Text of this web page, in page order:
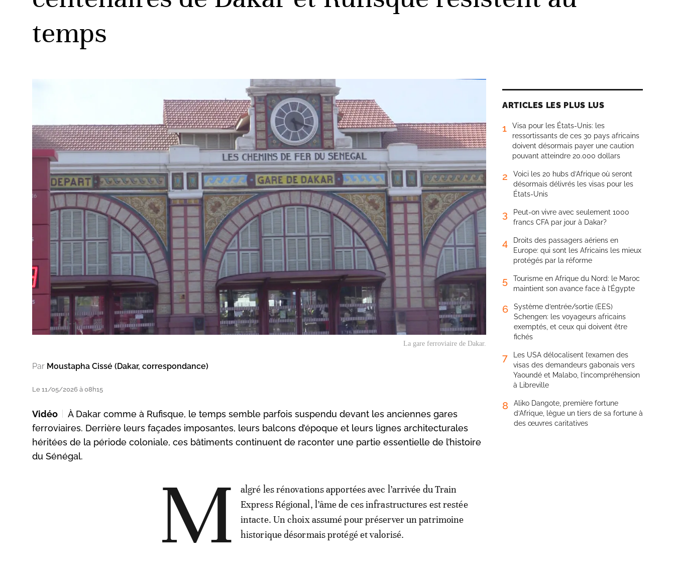
temps
La gare ferroviaire de Dakar.
Par Moustapha Cissé (Dakar, correspondance)
Le 11/05/2026 à 08h15
Vidéo
À Dakar comme à Rufisque, le temps semble parfois suspendu devant les anciennes gares
ferroviaires. Derrière leurs façades imposantes, leurs balcons d’époque et leurs lignes architecturales
héritées de la période coloniale, ces bâtiments continuent de raconter une partie essentielle de l’histoire
du Sénégal.
M
algré les rénovations apportées avec l’arrivée du Train
Express Régional, l’âme de ces infrastructures est restée
intacte. Un choix assumé pour préserver un patrimoine
historique désormais protégé et valorisé.
ARTICLES LES PLUS LUS
1
Visa pour les États-Unis: les
ressortissants de ces 30 pays africains
doivent désormais payer une caution
pouvant atteindre 20.000 dollars
2
Voici les 20 hubs d’Afrique où seront
désormais délivrés les visas pour les
États-Unis
3
Peut-on vivre avec seulement 1000
francs CFA par jour à Dakar?
4
Droits des passagers aériens en
Europe: qui sont les Africains les mieux
protégés par la réforme
5
Tourisme en Afrique du Nord: le Maroc
maintient son avance face à l’Égypte
6
Système d’entrée/sortie (EES)
Schengen: les voyageurs africains
exemptés, et ceux qui doivent être
fichés
7
Les USA délocalisent l’examen des
visas des demandeurs gabonais vers
Yaoundé et Malabo, l’incompréhension
à Libreville
8
Aliko Dangote, première fortune
d’Afrique, lègue un tiers de sa fortune à
des œuvres caritatives